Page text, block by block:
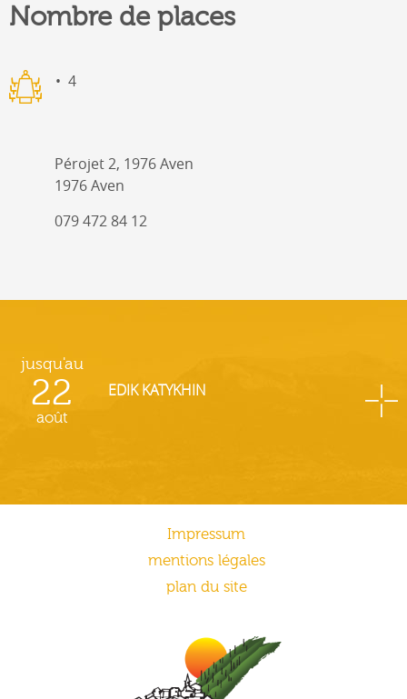
Nombre de places
4
Pérojet 2, 1976 Aven
1976 Aven
079 472 84 12
jusqu'au
22
août
EDIK KATYKHIN
Impressum
mentions légales
plan du site